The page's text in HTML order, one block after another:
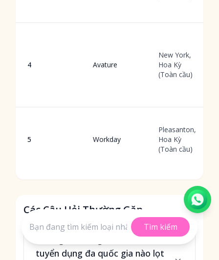
4 Avature
New York,
Hoa Kỳ
(Toàn cầu)
5 Workday
Pleasanton,
Hoa Kỳ
(Toàn cầu)
Các Câu Hỏi Thường Gặp
Những nền tảng chính sách
tuyển dụng đa quốc gia nào lọt
Tìm kiếm